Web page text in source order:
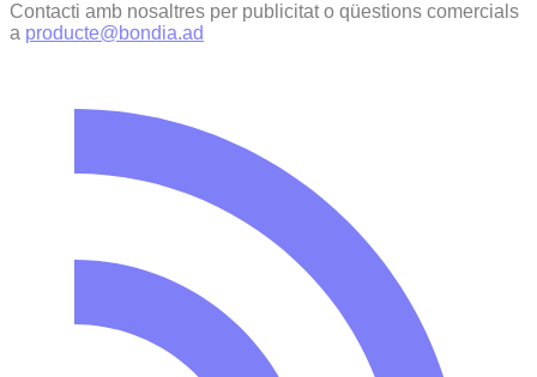
Contacti amb nosaltres per publicitat o qüestions comercials
a producte@bondia.ad